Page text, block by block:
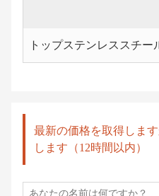
最新の価格を取得しま
します（12時間以内）